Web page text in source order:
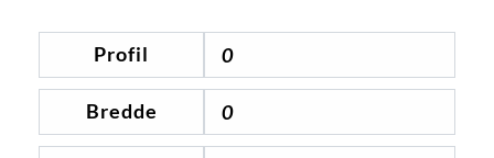
Profil 0
Bredde 0